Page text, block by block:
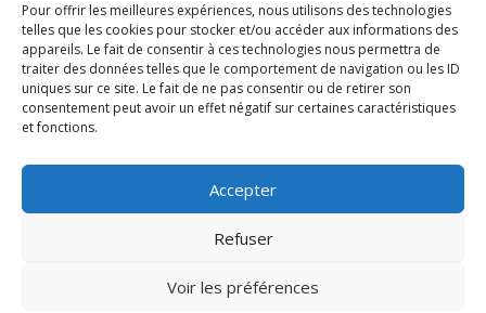
Pour offrir les meilleures expériences, nous utilisons des technologies
telles que les cookies pour stocker et/ou accéder aux informations des
appareils. Le fait de consentir à ces technologies nous permettra de
traiter des données telles que le comportement de navigation ou les ID
uniques sur ce site. Le fait de ne pas consentir ou de retirer son
consentement peut avoir un effet négatif sur certaines caractéristiques
et fonctions.
Accepter
Refuser
Voir les préférences
DNA : Juliette Mabilat
attendait une belle
histoire pour Lizzie
sacré vécu dans la série...
Lire plus